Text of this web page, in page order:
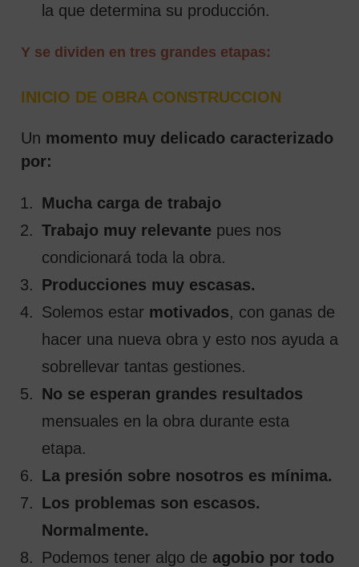
la que determina su producción.
Y se dividen en tres grandes etapas:
INICIO DE OBRA CONSTRUCCION
Un momento muy delicado caracterizado
por:
Mucha carga de trabajo
Trabajo muy relevante pues nos
condicionará toda la obra.
Producciones muy escasas.
Solemos estar motivados, con ganas de
hacer una nueva obra y esto nos ayuda a
sobrellevar tantas gestiones.
No se esperan grandes resultados
mensuales en la obra durante esta
etapa.
La presión sobre nosotros es mínima.
Los problemas son escasos.
Normalmente.
Podemos tener algo de agobio por todo